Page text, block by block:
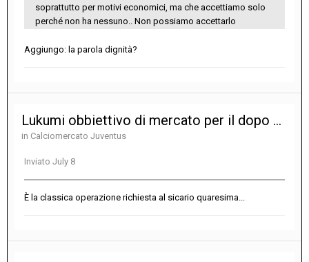
soprattutto per motivi economici, ma che accettiamo solo
perché non ha nessuno.. Non possiamo accettarlo
Aggiungo: la parola dignità?
Lukumi obbiettivo di mercato per il dopo Bremer?
in Calciomercato Juventus
Inviato July 8
È la classica operazione richiesta al sicario quaresima...